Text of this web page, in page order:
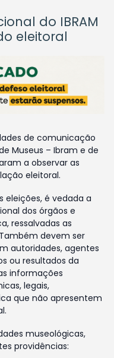
do IBRAM
eleitoral
de comunicação
Museus – Ibram e de
a observar as
eleitoral.
eleições, é vedada a
dos órgãos e
ressalvadas as
devem ser
autoridades, agentes
ou resultados da
informações
legais,
que não apresentem
museológicas,
providências: